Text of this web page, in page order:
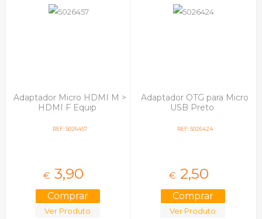
Adaptador Micro HDMI M >
HDMI F Equip
REF: 5026457
€ 3,90
Ver Produto
Adaptador OTG para Micro
USB Preto
REF: 5026424
€ 2,50
Ver Produto